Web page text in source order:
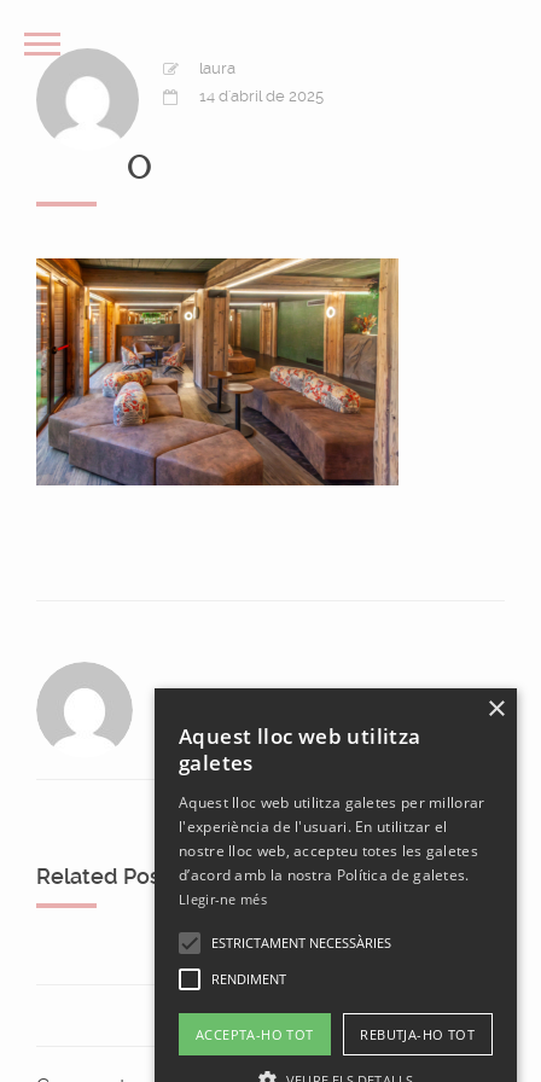
laura
14 d'abril de 2025
O
laura
Related Posts
×
Aquest lloc web utilitza
galetes
Aquest lloc web utilitza galetes per millorar
l'experiència de l'usuari. En utilitzar el
nostre lloc web, accepteu totes les galetes
d’acord amb la nostra Política de galetes.
Llegir-ne més
ESTRICTAMENT NECESSÀRIES
RENDIMENT
ACCEPTA-HO TOT REBUTJA-HO TOT